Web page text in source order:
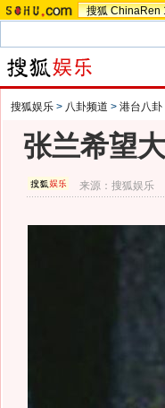
搜狐 ChinaRen
搜狐娱乐 > 八卦频道 > 港台八卦
张兰希望
来源：搜狐娱乐